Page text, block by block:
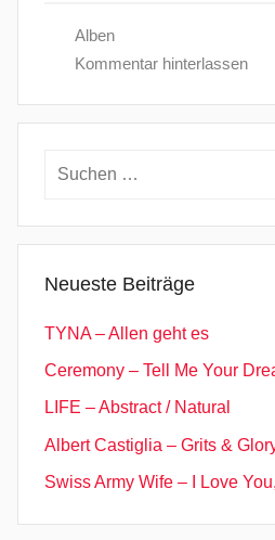
Alben
Kommentar hinterlassen
Suchen
Neueste Beiträge
TYNA – Allen geht es
Ceremony – Tell Me Your
LIFE – Abstract / Natural
Albert Castiglia – Grits &
Swiss Army Wife – I Love